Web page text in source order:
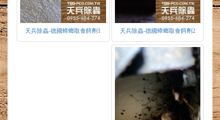
天兵除蟲-德國蟑螂取食餌劑1 天兵除蟲-德國蟑螂取食餌劑2